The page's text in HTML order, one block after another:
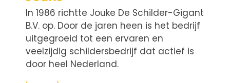
In 1986 richtte Jouke De Schilder-Gigant
B.V. op. Door de jaren heen is het bedrijf
uitgegroeid tot een ervaren en
veelzijdig schildersbedrijf dat actief is
door heel Nederland.